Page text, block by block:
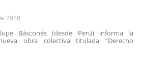
2026
Básconés (desde Perú) informa la
obra colectiva titulada “Derecho